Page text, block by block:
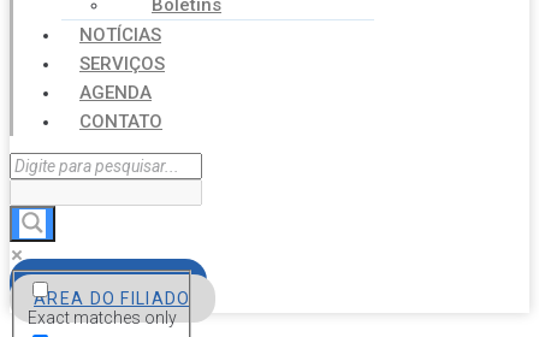
Boletins
NOTÍCIAS
SERVIÇOS
AGENDA
CONTATO
Exact matches only
ÁREA DO FILIADO